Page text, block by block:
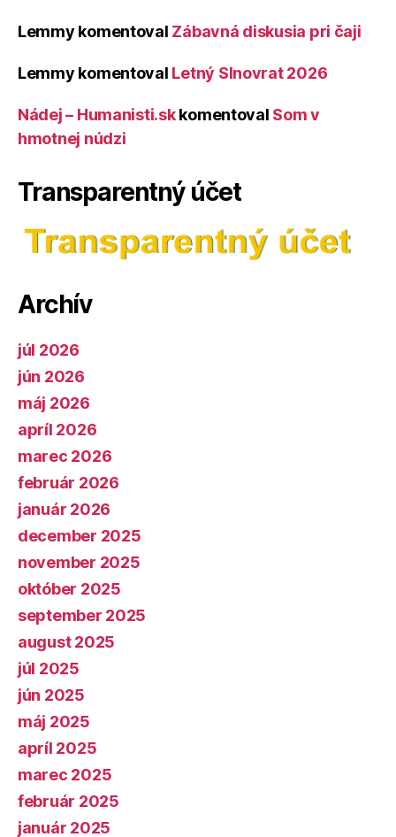
Lemmy komentoval Zábavná diskusia pri čaji
Lemmy komentoval Letný Slnovrat 2026
Nádej – Humanisti.skkomentoval Som v
hmotnej núdzi
Transparentný účet
Archív
júl 2026
jún 2026
máj 2026
apríl 2026
marec 2026
február 2026
január 2026
december 2025
november 2025
október 2025
september 2025
august 2025
júl 2025
jún 2025
máj 2025
apríl 2025
marec 2025
február 2025
január 2025